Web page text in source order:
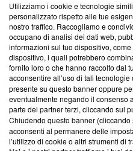
Questa sezione offre
News, sui nostri processi
creare news di qualità. Inoltre,
‘Trust Project - News with
ancora membro del
parte; Trust Project non ha
conformità agli standard.
Su di noi
Team editoriale
Utilizziamo i cookie e tecnologie
personalizzato rispetto alle tue
nostro traffico. Raccogliamo e
occupano di analisi dei dati web,
informazioni sul tuo dispositivo,
dispositivo, i quali potrebbero
fornito loro o che hanno raccolto dal
acconsentire all’uso di tali
presente su questo banner oppure
eventualmente negando il consenso
parte dei partner terzi, cliccando sul
Chiudendo questo banner (cliccando
acconsenti al permanere delle
l’utilizzo di cookie o altri strumenti di